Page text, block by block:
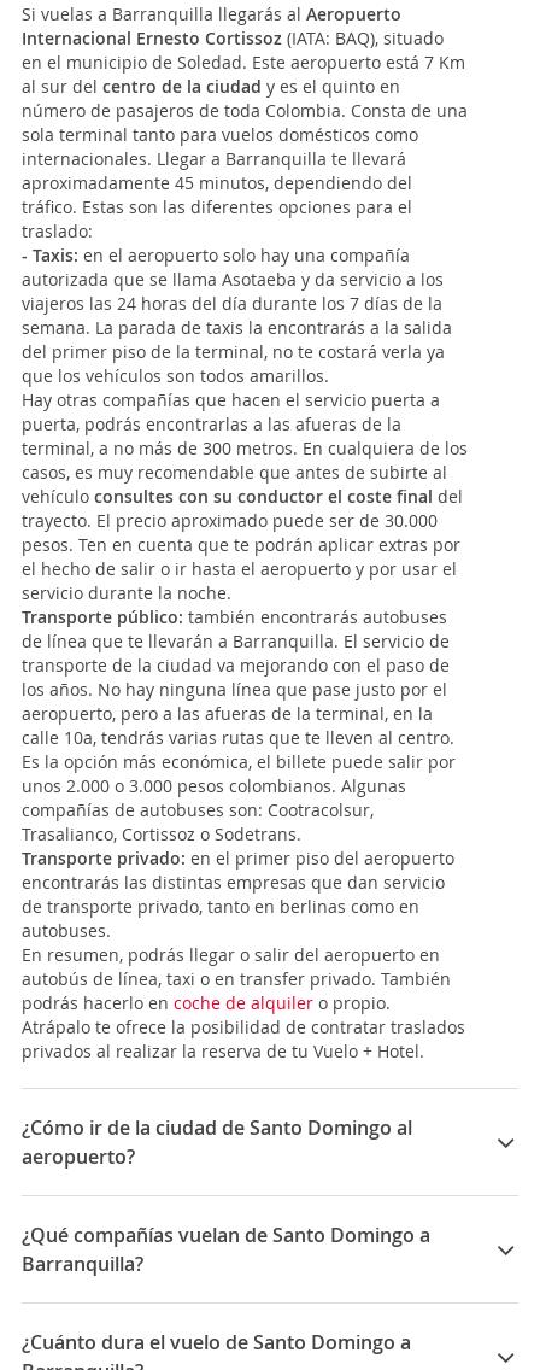
Si vuelas a Barranquilla llegarás al Aeropuerto
Internacional Ernesto Cortissoz (IATA: BAQ), situado
en el municipio de Soledad. Este aeropuerto está 7 Km
al sur del centro de la ciudad y es el quinto en
número de pasajeros de toda Colombia. Consta de una
sola terminal tanto para vuelos domésticos como
internacionales. Llegar a Barranquilla te llevará
aproximadamente 45 minutos, dependiendo del
tráfico. Estas son las diferentes opciones para el
traslado:
- Taxis: en el aeropuerto solo hay una compañía
autorizada que se llama Asotaeba y da servicio a los
viajeros las 24 horas del día durante los 7 días de la
semana. La parada de taxis la encontrarás a la salida
del primer piso de la terminal, no te costará verla ya
que los vehículos son todos amarillos.
Hay otras compañías que hacen el servicio puerta a
puerta, podrás encontrarlas a las afueras de la
terminal, a no más de 300 metros. En cualquiera de los
casos, es muy recomendable que antes de subirte al
vehículo consultes con su conductor el coste final del
trayecto. El precio aproximado puede ser de 30.000
pesos. Ten en cuenta que te podrán aplicar extras por
el hecho de salir o ir hasta el aeropuerto y por usar el
servicio durante la noche.
Transporte público: también encontrarás autobuses
de línea que te llevarán a Barranquilla. El servicio de
transporte de la ciudad va mejorando con el paso de
los años. No hay ninguna línea que pase justo por el
aeropuerto, pero a las afueras de la terminal, en la
calle 10a, tendrás varias rutas que te lleven al centro.
Es la opción más económica, el billete puede salir por
unos 2.000 o 3.000 pesos colombianos. Algunas
compañías de autobuses son: Cootracolsur,
Trasalianco, Cortissoz o Sodetrans.
Transporte privado: en el primer piso del aeropuerto
encontrarás las distintas empresas que dan servicio
de transporte privado, tanto en berlinas como en
autobuses.
En resumen, podrás llegar o salir del aeropuerto en
autobús de línea, taxi o en transfer privado. También
podrás hacerlo en coche de alquiler o propio.
Atrápalo te ofrece la posibilidad de contratar traslados
privados al realizar la reserva de tu Vuelo + Hotel.
¿Cómo ir de la ciudad de Santo Domingo al
aeropuerto?
ElAeropuerto Internacional Las Américas - Dr. José
Francisco Peña Gómez
está a unos 32 Km de distancia
deSanto Domingo . Es una de las principales y
mayores terminales aéreas de la República
-Autobús:tienes laAsochombcam , que es la
¿Qué compañías vuelan de Santo Domingo a
Barranquilla?
Las compañías que vuelan de Santo Domingo a
Barranquilla son: Arajet, Avianca
¿Cuánto dura el vuelo de Santo Domingo a